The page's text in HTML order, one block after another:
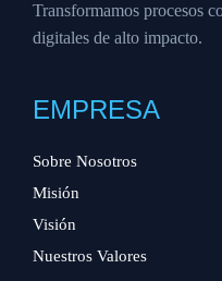
Transformamos procesos
digitales de alto impacto.
EMPRESA
Sobre Nosotros
Misión
Visión
Nuestros Valores